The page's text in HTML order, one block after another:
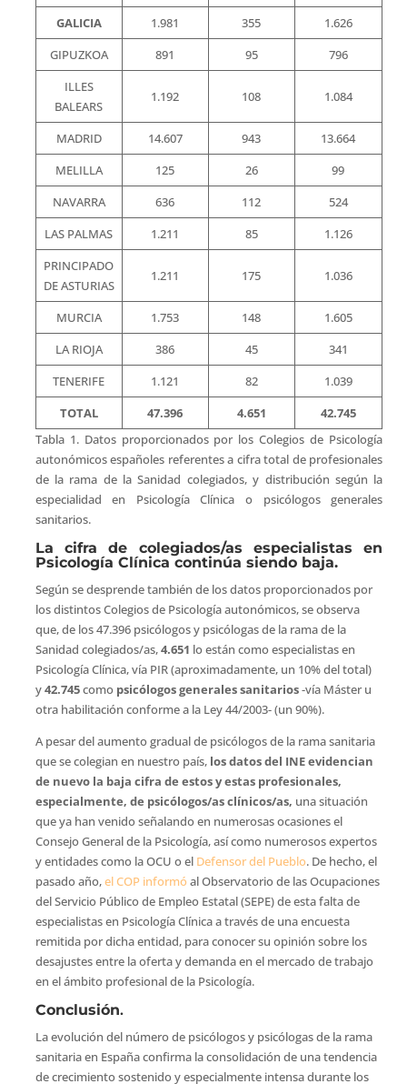
GALICIA 1.981 355
1.626
GIPUZKOA
891 95
796
ILLES
BALEARS
1.192 108 1.084
MADRID 14.607 943
13.664
MELILLA
125 26
99
NAVARRA
636 112
524
LAS PALMAS
1.211 85
1.126
PRINCIPADO
DE ASTURIAS
1.211 175 1.036
MURCIA 1.753 148
1.605
LA RIOJA
386 45
341
TENERIFE
1.121 82
1.039
TOTAL
47.396 4.651
42.745
Tabla 1. Datos proporcionados por los Colegios de Psicología
autonómicos españoles referentes a cifra total de profesionales
de la rama de la Sanidad colegiados, y distribución según la
especialidad en Psicología Clínica o psicólogos generales
sanitarios.
La cifra de colegiados/as especialistas en
Psicología Clínica continúa siendo baja.
Según se desprende también de los datos proporcionados por
los distintos Colegios de Psicología autonómicos, se observa
que, de los 47.396 psicólogos y psicólogas de la rama de la
Sanidad colegiados/as,4.651 lo están como especialistas en
Psicología Clínica, vía PIR (aproximadamente, un 10% del total)
y42.745como psicólogos generales sanitarios-vía Máster u
otra habilitación conforme a la Ley 44/2003- (un 90%).
A pesar del aumento gradual de psicólogos de la rama sanitaria
que se colegian en nuestro país, los datos del INE evidencian
de nuevo la baja cifra de estos y estas profesionales,
especialmente, de psicólogos/as clínicos/as, una situación
que ya han venido señalando en numerosas ocasiones el
Consejo General de la Psicología, así como numerosos expertos
y entidades como la OCU o el Defensor del Pueblo. De hecho, el
pasado año,el COP informó al Observatorio de las Ocupaciones
del Servicio Público de Empleo Estatal (SEPE) de esta falta de
especialistas en Psicología Clínica a través de una encuesta
remitida por dicha entidad, para conocer su opinión sobre los
desajustes entre la oferta y demanda en el mercado de trabajo
en el ámbito profesional de la Psicología.
Conclusión.
La evolución del número de psicólogos y psicólogas de la rama
sanitaria en España confirma la consolidación de una tendencia
de crecimiento sostenido y especialmente intensa durante los